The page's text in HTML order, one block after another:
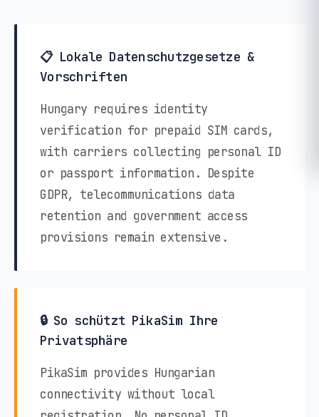
📋 Lokale Datenschutzgesetze &
Vorschriften
Hungary requires identity
verification for prepaid SIM cards,
with carriers collecting personal ID
or passport information. Despite
GDPR, telecommunications data
retention and government access
provisions remain extensive.
🔒 So schützt PikaSim Ihre
Privatsphäre
PikaSim provides Hungarian
connectivity without local